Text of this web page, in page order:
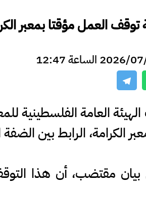
العمل مؤقتا بمعبر
العامة الفلسطينية
الكرامة، الرابط بين الضفة
بيان مقتضب، أن هذا